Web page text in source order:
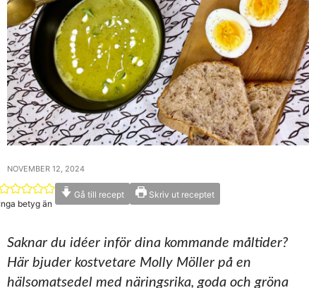
NOVEMBER 12, 2024
betyg än
Gå till recept Skriv ut receptet
Saknar du idéer inför dina kommande måltider?
Här bjuder kostvetare Molly Möller på en
hälsomatsedel med näringsrika, goda och gröna